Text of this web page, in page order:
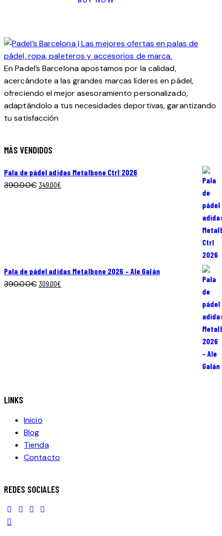
original
En Padel’s Barcelona apostamos por la calidad,
acercándote a las grandes marcas líderes en pádel,
ofreciendo el mejor asesoramiento personalizado,
adaptándolo a tus necesidades deportivas, garantizando
tu satisfacción
MÁS VENDIDOS
Pala de pádel adidas Metalbone Ctrl 2026
390.00€ El
349.00€
Pala de pádel adidas Metalbone 2026 – Ale Galán
390.00€ El
309.00€
LINKS
Inicio
Blog
Tienda
Contacto
REDES SOCIALES